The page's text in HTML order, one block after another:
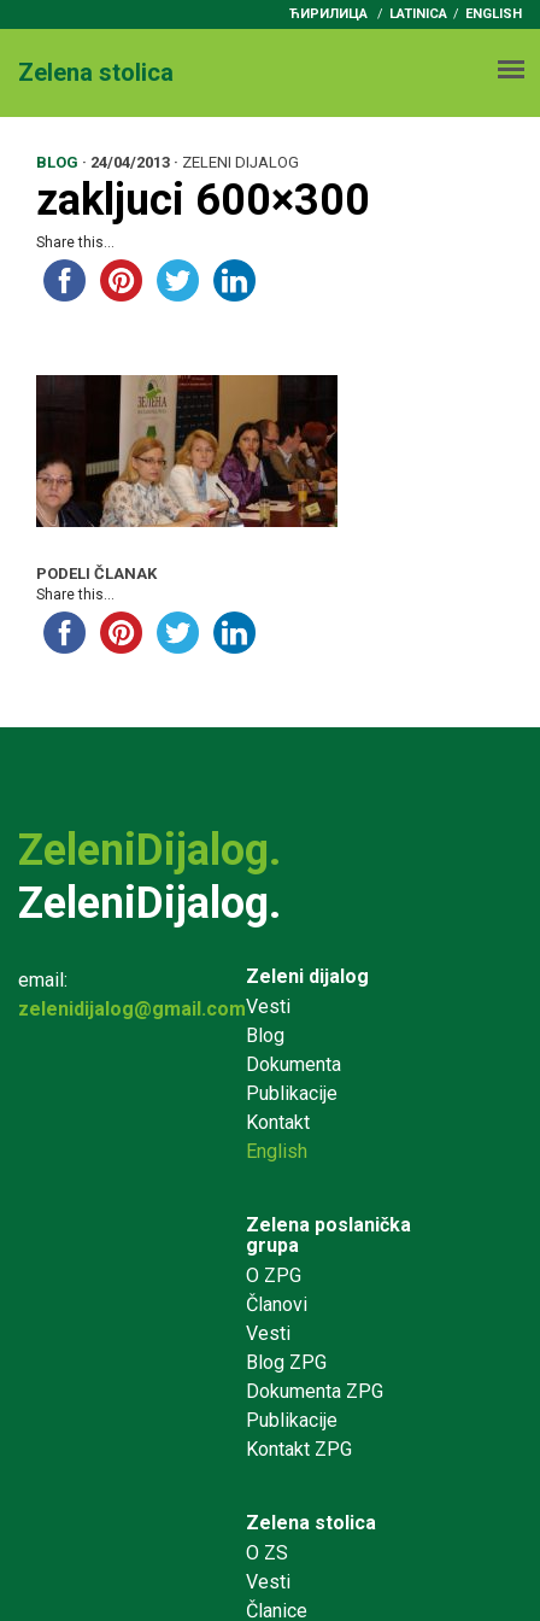
ЋИРИЛИЦА / LATINICA ENGLISH
Zelena stolica
BLOG · 24/04/2013 · ZELENI DIJALOG
zakljuci 600×300
Share this...
PODELI ČLANAK
Share this...
ZeleniDijalog.
ZeleniDijalog.
email:
zelenidijalog@gmail.com
Zeleni dijalog
Vesti
Blog
Dokumenta
Publikacije
Kontakt
English
Zelena poslanička
grupa
O ZPG
Članovi
Vesti
Blog ZPG
Dokumenta ZPG
Publikacije
Kontakt ZPG
Zelena stolica
O ZS
Vesti
Članice